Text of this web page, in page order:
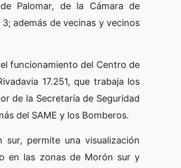
Palomar, de la Cámara de
además de vecinas y vecinos
funcionamiento del Centro de
17.251, que trabaja los
de la Secretaría de Seguridad
del SAME y los Bomberos.
permite una visualización
en las zonas de Morón sur y